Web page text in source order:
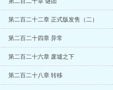
第二百二十二章 正式版发售（二）
第二百二十四章 异常
第二百二十六章 废墟之下
第二百二十八章 转移